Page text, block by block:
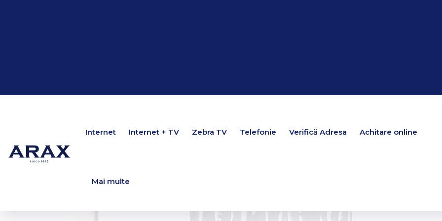
Internet Internet + TV Zebra TV Telefonie Verifică Adresa Achitare online
Mai multe
Internet Internet + TV Zebra TV Telefonie Verifică Adresa Achitare online
Mai multe